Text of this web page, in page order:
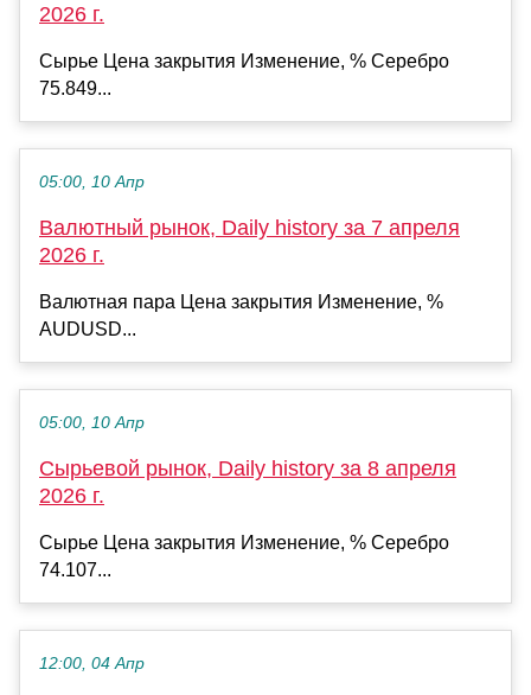
2026 г.
Сырье Цена закрытия Изменение, % Серебро
75.849...
05:00, 10 Апр
Валютный рынок, Daily history за 7 апреля
2026 г.
Валютная пара Цена закрытия Изменение, %
AUDUSD...
05:00, 10 Апр
Сырьевой рынок, Daily history за 8 апреля
2026 г.
Сырье Цена закрытия Изменение, % Серебро
74.107...
12:00, 04 Апр